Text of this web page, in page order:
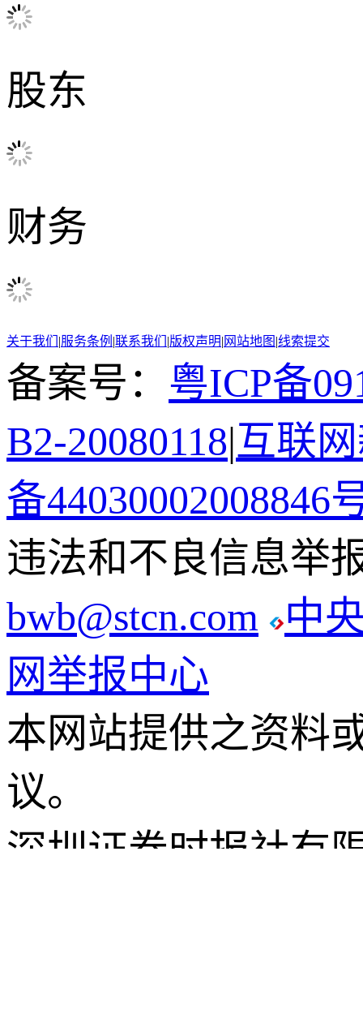
股东
财务
关于我们 |服务条例 |联系我们 |版权声明| 网站地图 |线索提交
备案号： 粤ICP备
B2-20080118|互联
备44030002008846
违法和不良信息举
bwb@stcn.com
中
网举报中心
本网站提供之资料
议。
深圳证券时报社有